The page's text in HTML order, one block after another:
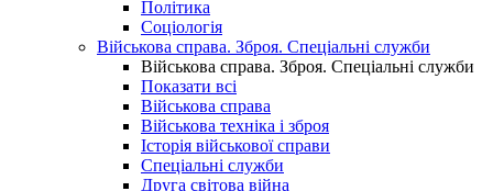
Політика
Соціологія
Військова справа. Зброя. Спеціальні служби
Військова справа. Зброя. Спеціальні служби
Показати всі
Військова справа
Військова техніка і зброя
Історія військової справи
Спеціальні служби
Друга світова війна